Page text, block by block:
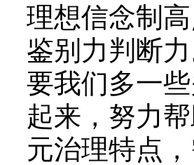
理想信念制
鉴别力判断
要我们多一
起来，努力
元治理特点